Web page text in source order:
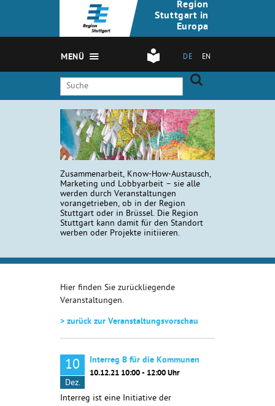
Region
Stuttgart in
Europa
DE EN
MENÜ
Zusammenarbeit, Know-How-Austausch,
Marketing und Lobbyarbeit – sie alle
werden durch Veranstaltungen
vorangetrieben, ob in der Region
Stuttgart oder in Brüssel. Die Region
Stuttgart kann damit für den Standort
werben oder Projekte initiieren.
Hier finden Sie zurückliegende
Veranstaltungen.
> zurück zur Veranstaltungsvorschau
10
Dez.
Interreg B für die Kommunen
10.12.21 10:00 - 12:00 Uhr
Interreg ist eine Initiative der